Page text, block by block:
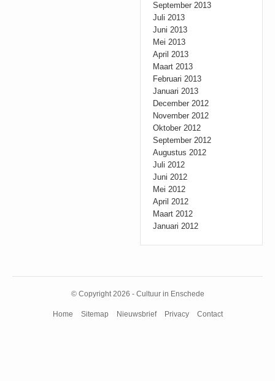
September 2013
Juli 2013
Juni 2013
Mei 2013
April 2013
Maart 2013
Februari 2013
Januari 2013
December 2012
November 2012
Oktober 2012
September 2012
Augustus 2012
Juli 2012
Juni 2012
Mei 2012
April 2012
Maart 2012
Januari 2012
© Copyright 2026 - Cultuur in Enschede
Home Sitemap Nieuwsbrief Privacy Contact